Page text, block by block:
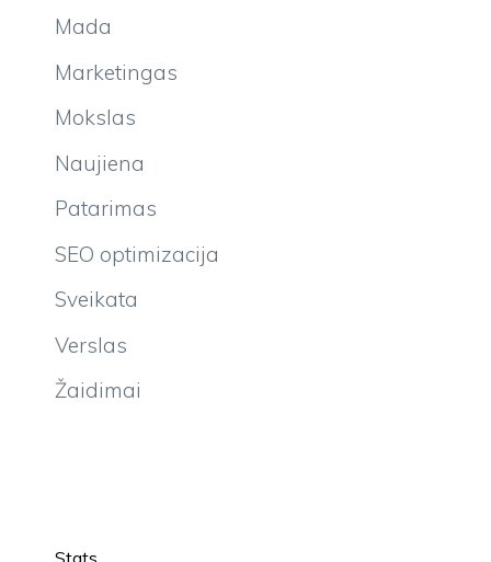
Mada
Marketingas
Mokslas
Naujiena
Patarimas
SEO optimizacija
Sveikata
Verslas
Žaidimai